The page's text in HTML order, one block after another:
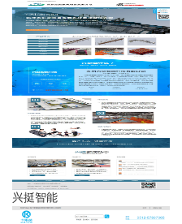
兴挺智能